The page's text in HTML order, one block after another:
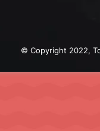
© Copyright 2022,